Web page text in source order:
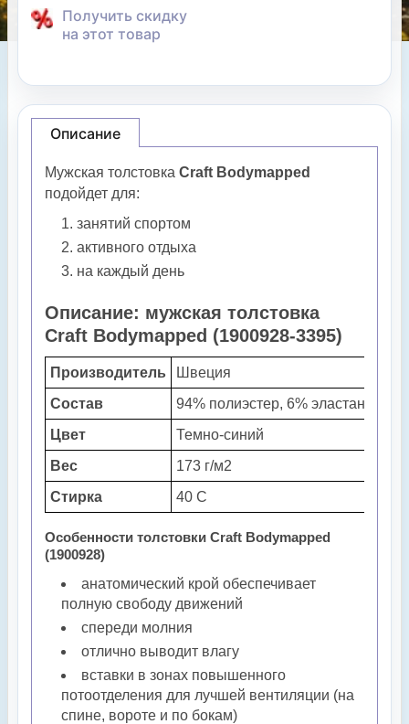
Получить скидку
на этот товар
Описание
Мужская толстовка Craft Bodymapped
подойдет для:
занятий спортом
активного отдыха
на каждый день
Описание: мужская толстовка
Craft Bodymapped (1900928-3395)
Производитель
Швеция
Состав
94% полиэстер, 6% эластан
Цвет
Темно-синий
Вес
173 г/м2
Стирка
40 С
Особенности толстовки Craft Bodymapped
(1900928)
анатомический крой обеспечивает
полную свободу движений
спереди молния
отлично выводит влагу
вставки в зонах повышенного
потоотделения для лучшей вентиляции (на
спине, вороте и по бокам)